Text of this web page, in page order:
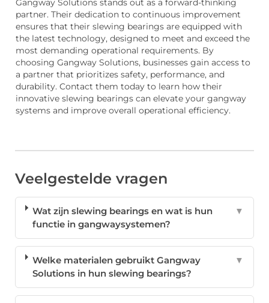
Gangway Solutions stands out as a forward-thinking
partner. Their dedication to continuous improvement
ensures that their slewing bearings are equipped with
the latest technology, designed to meet and exceed the
most demanding operational requirements. By
choosing Gangway Solutions, businesses gain access to
a partner that prioritizes safety, performance, and
durability. Contact them today to learn how their
innovative slewing bearings can elevate your gangway
systems and improve overall operational efficiency.
Veelgestelde vragen
Wat zijn slewing bearings en wat is hun
functie in gangwaysystemen?
▼
Welke materialen gebruikt Gangway
Solutions in hun slewing bearings?
▼